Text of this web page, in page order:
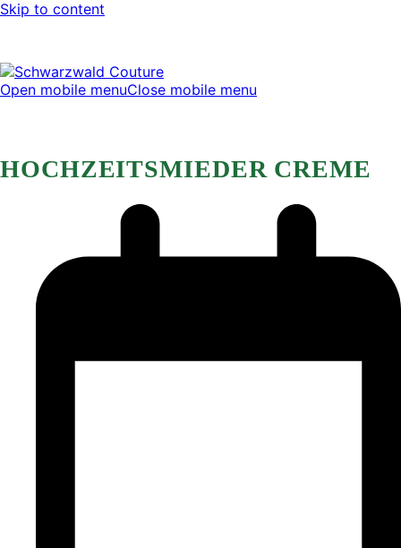
Skip to content
Open mobile menuClose mobile menu
HOCHZEITSMIEDER CREME